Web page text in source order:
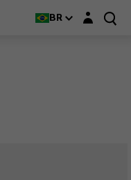
BR Login layer